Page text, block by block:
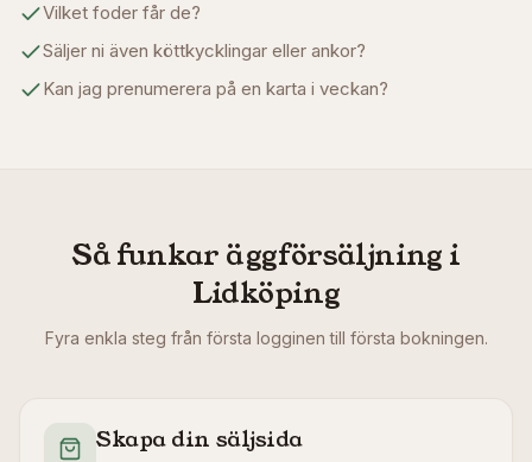
Vilket foder får de?
Säljer ni även köttkycklingar eller ankor?
Kan jag prenumerera på en karta i veckan?
Så funkar äggförsäljning i
Lidköping
Fyra enkla steg från första logginen till första bokningen.
Skapa din säljsida